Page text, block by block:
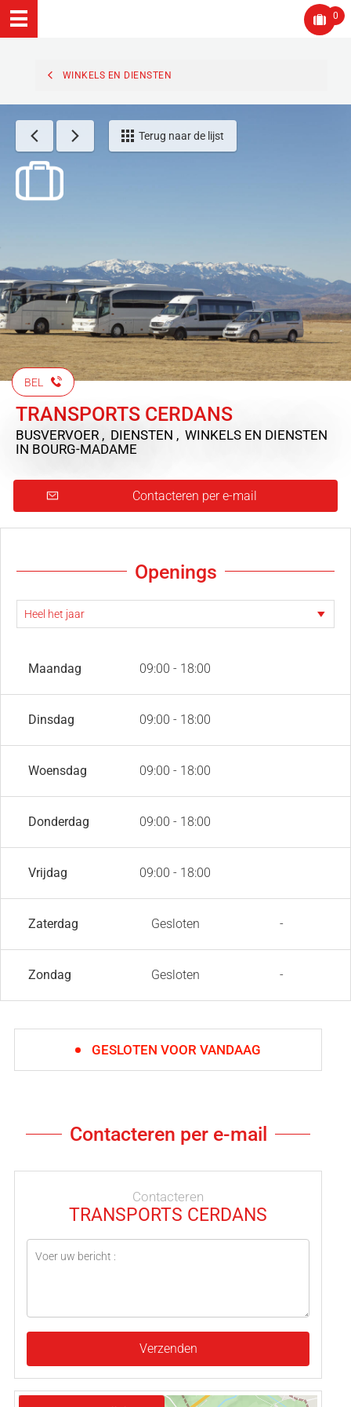
0
WINKELS EN DIENSTEN
Terug naar de lijst
BEL
TRANSPORTS CERDANS
BUSVERVOER , DIENSTEN , WINKELS EN DIENSTEN
IN BOURG-MADAME
Contacteren per e-mail
Openings
Maandag 09:00 - 18:00
Dinsdag 09:00 - 18:00
Woensdag 09:00 - 18:00
Donderdag 09:00 - 18:00
Vrijdag 09:00 - 18:00
Zaterdag Gesloten -
Zondag Gesloten -
GESLOTEN VOOR VANDAAG
Contacteren per e-mail
Contacteren
TRANSPORTS CERDANS
Verzenden